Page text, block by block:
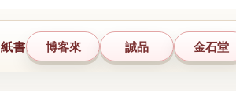
紙書 博客來 誠品 金石堂